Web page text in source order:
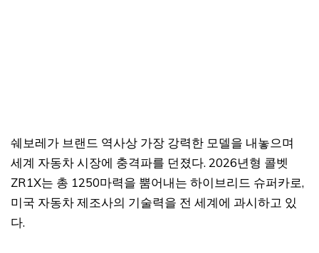
쉐보레가 브랜드 역사상 가장 강력한 모델을 내놓으며
세계 자동차 시장에 충격파를 던졌다. 2026년형 콜벳
ZR1X는 총 1250마력을 뿜어내는 하이브리드 슈퍼카로,
미국 자동차 제조사의 기술력을 전 세계에 과시하고 있
다.